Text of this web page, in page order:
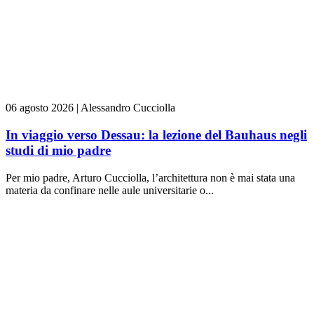
06 agosto 2026 | Alessandro Cucciolla
In viaggio verso Dessau: la lezione del Bauhaus negli
studi di mio padre
Per mio padre, Arturo Cucciolla, l’architettura non è mai stata una
materia da confinare nelle aule universitarie o...